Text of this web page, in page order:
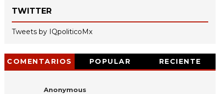
TWITTER
Tweets by IQpoliticoMx
COMENTARIOS POPULAR RECIENTE
Anonymous